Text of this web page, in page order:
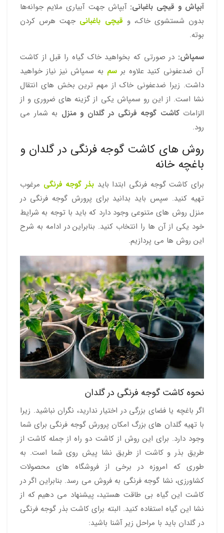
آبپاش و قیچی باغبانی: آبپاش جهت آبیاری ملایم جوانه‌ها
بدون شستشوی خاک، و قیچی باغبانی جهت هرس کردن
بوته.
سمپاش: در صورتی که بخواهید خاک گیاه را قبل از کاشت
آن ضدعفونی کنید علاوه بر سم به سمپاش نیز نیاز خواهید
داشت. زیرا ضدعفونی خاک از مهم ترین بخش های انتقال
نشا است. از این رو سمپاش یکی از گزینه های ضروری و از
الزاماتکاشت گوجه فرنگی در گلدان و منزل به شمار می
رود.
روش های کاشت گوجه فرنگی در گلدان و
باغچه خانه
برای کاشت گوجه فرنگی ابتدا باید بذر گوجه فرنگی مرغوب
تهیه کنید. سپس باید بدانید برای پرورش گوجه فرنگی در
منزل روش های متنوعی وجود دارد که باید با توجه به شرایط
خود یکی از آن ها را انتخاب کنید. بنابراین در ادامه به شرح
این روش ها می پردازیم.
نحوه کاشت گوجه فرنگی در گلدان
اگر باغچه یا فضای بزرگی در اختیار ندارید، نگران نباشید. زیرا
با تهیه گلدان های بزرگ امکان پرورش گوجه فرنگی برای شما
وجود دارد. برای این روش از کاشت دو راه از جمله کاشت از
طریق بذر و کاشت از طریق نشا پیش روی شما است. به
طوری که امروزه در برخی از فروشگاه های محصولات
کشاورزی، نشا گوجه فرنگی به فروش می رسد. بنابراین اگر در
کاشت این گیاه بی طاقت هستید، پیشنهاد می دهیم که از
نشا این گیاه استفاده کنید. البته برای کاشت بذر گوجه فرنگی
در گلدان باید با مراحل زیر آشنا باشید: